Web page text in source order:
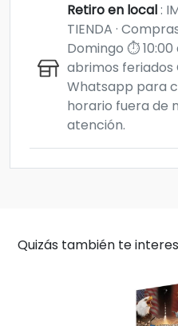
Retiro en local:
TIENDA ·
Domingo ⏱️ 10:00
abrimos
Whatsapp para
horario fuera de
atención.
Quizás también te